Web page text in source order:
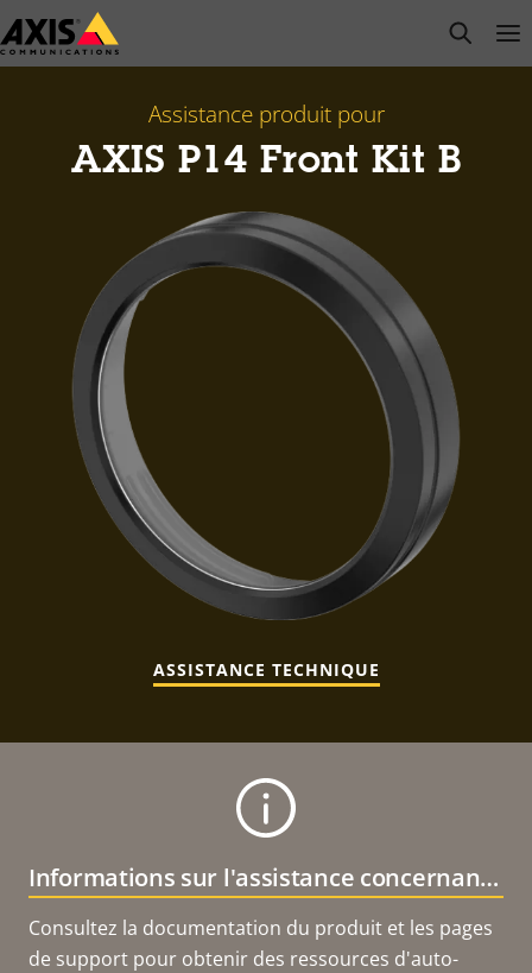
Passer
au
open
Assistance produit pour
AXIS P14 Front Kit B
ASSISTANCE TECHNIQUE
Informations sur l'assistance concernant le produit
Consultez la documentation du produit et les pages
de support pour obtenir des ressources d'auto-